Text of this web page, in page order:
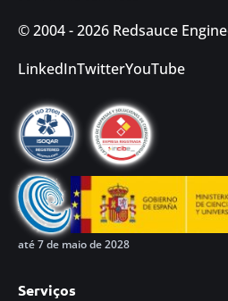
© 2004 - 2026 Redsauce
LinkedInTwitterYouTube
até 7 de maio de 2028
Serviços